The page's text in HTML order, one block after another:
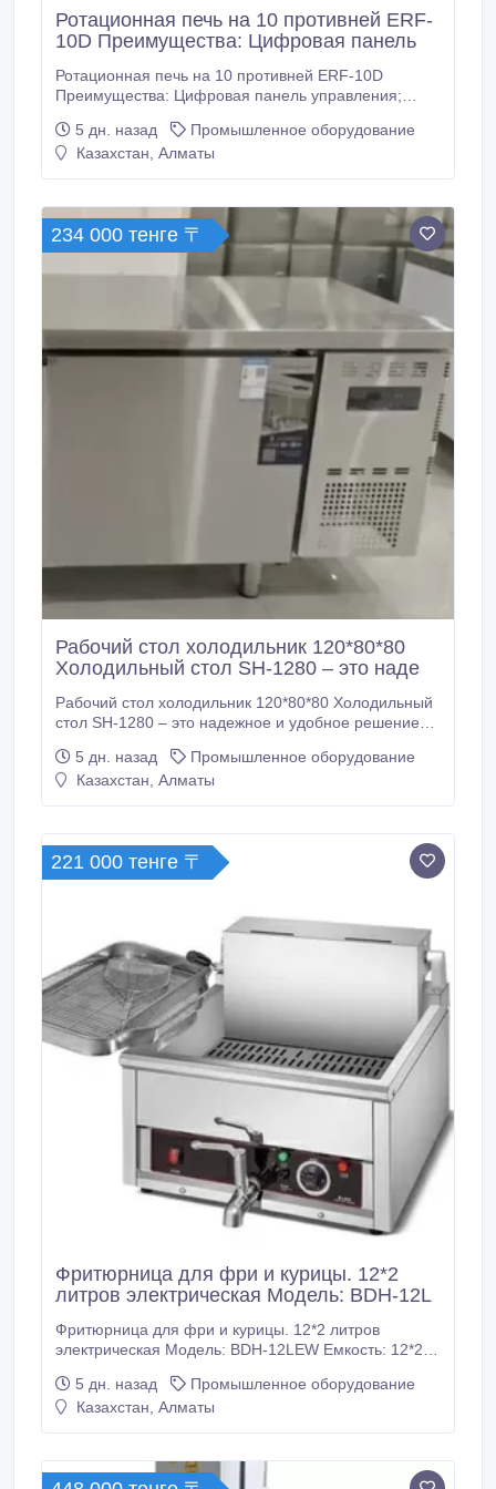
Ротационная печь на 10 противней ERF-
10D Преимущества: Цифровая панель
Ротационная печь на 10 противней ERF-10D
Преимущества: Цифровая панель управления;
обеспечивает равномерный нагрев на 360 градусов,
что делает цвет выпечки более ярким Контроль
духовке в режиме реального времени и
отображения температуры в режиме реального
времени, что является более точным и стабильным
по сравнению с механической духовкой.
5 дн. назад
Промышленное оборудование
Казахстан, Алматы
234 000 тенге 〒
Рабочий стол холодильник 120*80*80
Холодильный стол SH-1280 – это наде
Рабочий стол холодильник 120*80*80 Холодильный
стол SH-1280 – это надежное и удобное решение
рабочую поверхность и вместительный
охлаждаемый отсек, обеспечивая удобство и
Габариты: 1200 × 800 × 800 мм Напряжение: 220V
Частота: 50Hz Хладагент: R600a
Энергопотребление: 1.
5 дн. назад
Промышленное оборудование
Казахстан, Алматы
221 000 тенге 〒
Фритюрница для фри и курицы. 12*2
литров электрическая Модель: BDH-12L
Фритюрница для фри и курицы. 12*2 литров
электрическая Модель: BDH-12LEW Емкость: 12*2 л
Температура: 60-250 градусов по Цельсию Размер:
66 * 50 * 44 см Вес: 18.7 Мы предлагаем только
производителей.
5 дн. назад
Промышленное оборудование
Казахстан, Алматы